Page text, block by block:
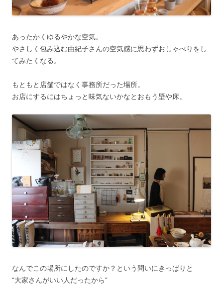
あったかくゆるやかな空気。
やさしく包み込む由紀子さんの空気感に思わずおしゃべりをし
てみたくなる。
もともと店舗ではなく事務所だった場所。
お店にするにはちょっと味気ないかなとおもう壁や床。
なんでこの場所にしたのですか？という問いにきっぱりと
“大家さんがいい人だったから”